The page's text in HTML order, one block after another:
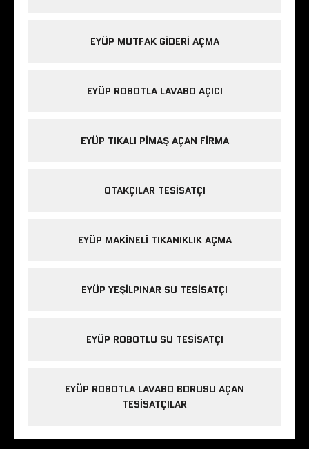
EYÜP MUTFAK GIDERI AÇMA
EYÜP ROBOTLA LAVABO AÇICI
EYÜP TIKALI PIMAŞ AÇAN FIRMA
OTAKÇILAR TESISATÇI
EYÜP MAKINELI TIKANIKLIK AÇMA
EYÜP YEŞILPINAR SU TESISATÇI
EYÜP ROBOTLU SU TESISATÇI
EYÜP ROBOTLA LAVABO BORUSU AÇAN
TESISATÇILAR